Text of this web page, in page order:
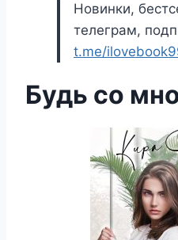
Новинки,
телеграм,
t.me/
Будь со